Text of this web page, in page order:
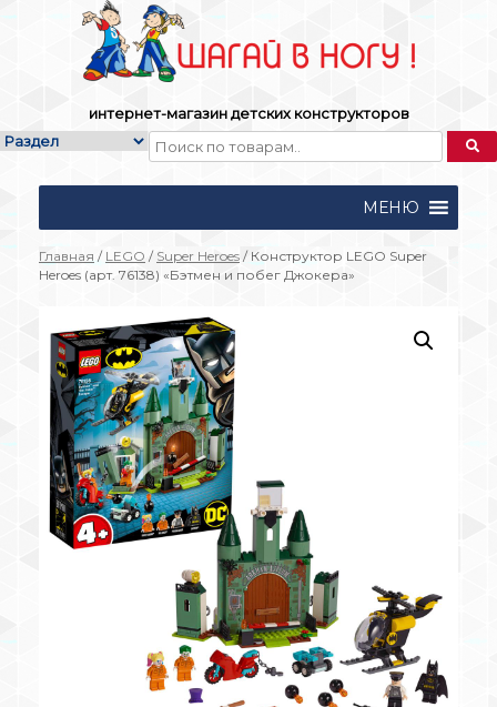
интернет-магазин детских конструкторов
МЕНЮ
Главная / LEGO / Super Heroes / Конструктор LEGO Super
Heroes (арт. 76138) «Бэтмен и побег Джокера»